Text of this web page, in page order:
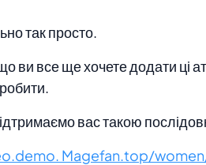
так просто.
ви все ще хочете додати ці
вас такою
Magefan.top/